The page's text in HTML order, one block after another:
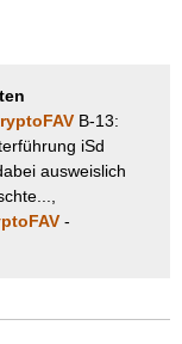
B-13:
iSd
ausweislich
-